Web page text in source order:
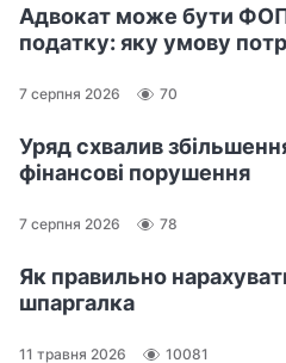
Адвокат може бути
податку: яку умову
7 серпня 2026 70
Уряд схвалив
фінансові порушення
7 серпня 2026 78
Як правильно
шпаргалка
11 травня 2026 10081